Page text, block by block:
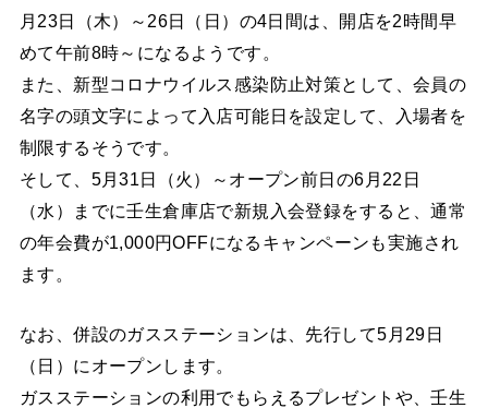
月23日（木）～26日（日）の4日間は、開店を2時間早
めて午前8時～になるようです。
また、新型コロナウイルス感染防止対策として、会員の
名字の頭文字によって入店可能日を設定して、入場者を
制限するそうです。
そして、5月31日（火）～オープン前日の6月22日
（水）までに壬生倉庫店で新規入会登録をすると、通常
の年会費が1,000円OFFになるキャンペーンも実施され
ます。
なお、併設のガスステーションは、先行して5月29日
（日）にオープンします。
ガスステーションの利用でもらえるプレゼントや、壬生